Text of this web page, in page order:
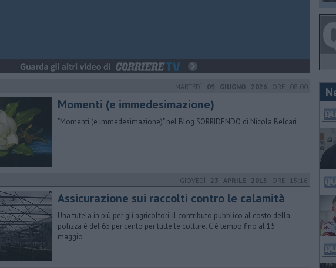
MARTEDÌ 09 GIUGNO 2026 ORE 08:00
Momenti (e immedesimazione)
"Momenti (e immedesimazione)" nel Blog SORRIDENDO di Nicola Belcari
GIOVEDÌ 23 APRILE 2015 ORE 15:16
Assicurazione sui raccolti contro le calamità
Una tutela in più per gli agricoltori: il contributo pubblico al costo della
polizza è del 65 per cento per tutte le colture. C'è tempo fino al 15
maggio